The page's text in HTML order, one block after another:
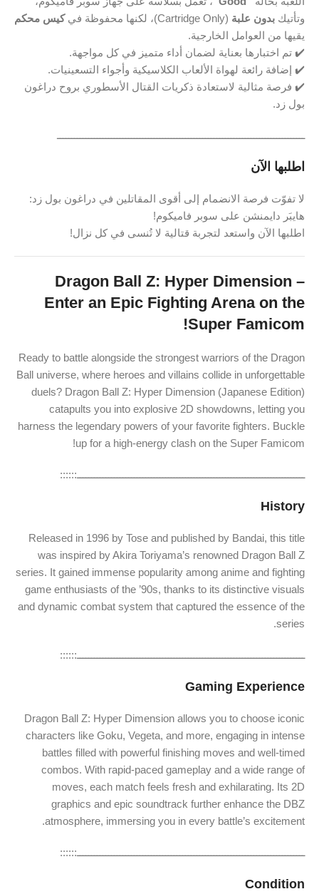
وتأتيك بدون علبة (Cartridge Only)، لكنها محفوظة في
كيس محكم
يقيها من العوامل الخارجية.
✔️ تم اختبارها بعناية لضمان أداء متميز في كل مواجهة.
✔️ إضافة رائعة لهواة الألعاب الكلاسيكية وأجواء التسعينيات.
✔️ فرصة مثالية لاستعادة ذكريات القتال الأسطوري بروح دراغون
بول زد.
ـــــــــــــــــــــــــــــــــــــــــــــــــــــــــــــــــــــــــــــــــــــــ
اطلبها الآن
لا تفوّت فرصة الانضمام إلى أقوى المقاتلين في دراغون بول زد:
هايبَر دايمنشن على سوبر فاميكوم!
اطلبها الآن واستعد لتجربة قتالية لا تُنسى في كل نزال!
Dragon Ball Z: Hyper Dimension –
Enter an Epic Fighting Arena on the
Super Famicom!
Ready to battle alongside the strongest warriors of the Dragon
Ball universe, where heroes and villains collide in unforgettable
duels? Dragon Ball Z: Hyper Dimension (Japanese Edition)
catapults you into explosive 2D showdowns, letting you
harness the legendary powers of your favorite fighters. Buckle
up for a high-energy clash on the Super Famicom!
ــــــــــــــــــــــــــــــــــــــــــــــــــــــــــــــــــــــــــــــــ::::::
History
Released in 1996 by Tose and published by Bandai, this title
was inspired by Akira Toriyama’s renowned Dragon Ball Z
series. It gained immense popularity among anime and fighting
game enthusiasts of the ’90s, thanks to its distinctive visuals
and dynamic combat system that captured the essence of the
series.
ــــــــــــــــــــــــــــــــــــــــــــــــــــــــــــــــــــــــــــــــ::::::
Gaming Experience
Dragon Ball Z: Hyper Dimension allows you to choose iconic
characters like Goku, Vegeta, and more, engaging in intense
battles filled with powerful finishing moves and well-timed
combos. With rapid-paced gameplay and a wide range of
moves, each match feels fresh and exhilarating. Its 2D
graphics and epic soundtrack further enhance the DBZ
atmosphere, immersing you in every battle’s excitement.
ــــــــــــــــــــــــــــــــــــــــــــــــــــــــــــــــــــــــــــــــ::::::
Condition